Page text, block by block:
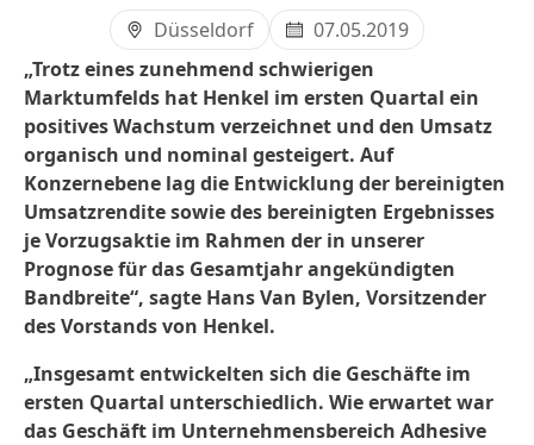
Düsseldorf
07.05.2019
„Trotz eines zunehmend schwierigen
Marktumfelds hat Henkel im ersten Quartal ein
positives Wachstum verzeichnet und den Umsatz
organisch und nominal gesteigert. Auf
Konzernebene lag die Entwicklung der bereinigten
Umsatzrendite sowie des bereinigten Ergebnisses
je Vorzugsaktie im Rahmen der in unserer
Prognose für das Gesamtjahr angekündigten
Bandbreite“, sagte Hans Van Bylen, Vorsitzender
des Vorstands von Henkel.
„Insgesamt entwickelten sich die Geschäfte im
ersten Quartal unterschiedlich. Wie erwartet war
das Geschäft im Unternehmensbereich Adhesive